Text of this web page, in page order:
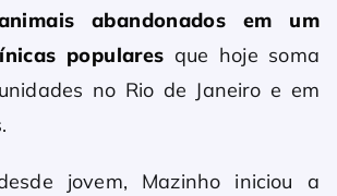
abandonados em um
popularesque hoje soma
no Rio de Janeiro e em
jovem, Mazinho iniciou a